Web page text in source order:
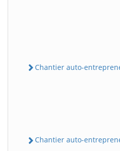
Chantier auto-
Chantier auto-